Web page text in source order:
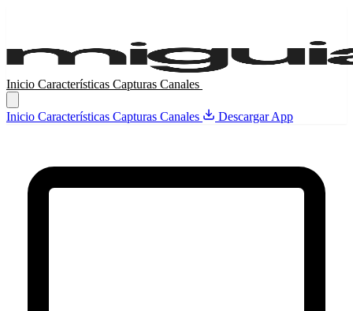
Inicio Características Capturas Canales
Inicio Características Capturas Canales Descargar App